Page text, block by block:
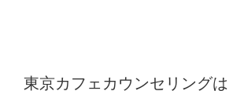
東京カフェカウンセリングは